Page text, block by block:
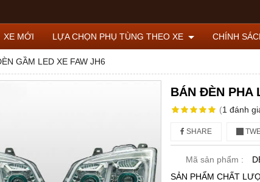
XE MỚI LỰA CHỌN PHỤ TÙNG THEO XE CHÍNH
GẦM LED XE FAW JH6
BÁN ĐÈN PHA
(1 đánh
SHARE
Mã sản phẩm :
SẢN PHẨM CHẤT